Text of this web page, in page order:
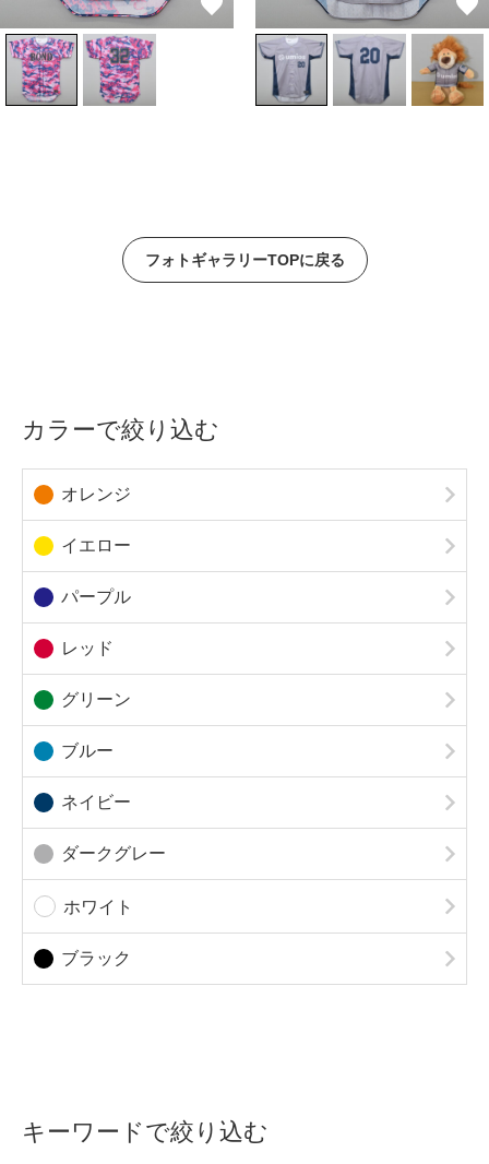
フォトギャラリーTOPに戻る
カラーで絞り込む
オレンジ
イエロー
パープル
レッド
グリーン
ブルー
ネイビー
ダークグレー
ホワイト
ブラック
キーワードで絞り込む